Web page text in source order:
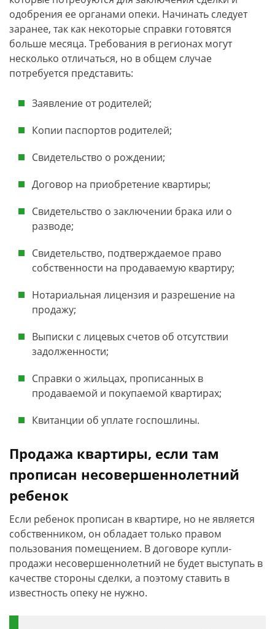
одобрения ее органами опеки. Начинать следует
заранее, так как некоторые справки готовятся
больше месяца. Требования в регионах могут
несколько отличаться, но в общем случае
потребуется представить:
Заявление от родителей;
Копии паспортов родителей;
Свидетельство о рождении;
Договор на приобретение квартиры;
Свидетельство о заключении брака или о
разводе;
Свидетельство, подтверждаемое право
собственности на продаваемую квартиру;
Нотариальная лицензия и разрешение на
продажу;
Выписки с лицевых счетов об отсутствии
задолженности;
Справки о жильцах, прописанных в
продаваемой и покупаемой квартирах;
Квитанции об уплате госпошлины.
Продажа квартиры, если там
прописан несовершеннолетний
ребенок
Если ребенок прописан в квартире, но не является
собственником, он обладает только правом
пользования помещением. В договоре купли-
продажи несовершеннолетний не будет выступать в
качестве стороны сделки, а поэтому ставить в
известность опеку не нужно.